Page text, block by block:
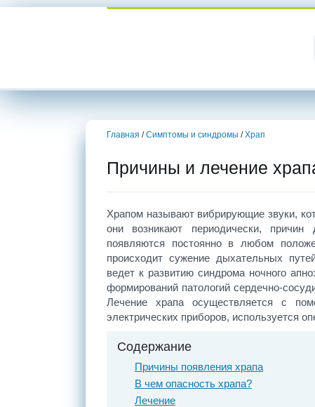
Главная / Симптомы и синдромы / Храп
Причины и лечение
Храпом называют вибрирующие звуки,
они возникают периодически,
появляются постоянно в любом
происходит сужение дыхательных
ведет к развитию синдрома ночного
формирований патологий сердечно-
Лечение храпа осуществляется с
электрических приборов, используется
Содержание
Причины появления храпа
В чем опасность храпа?
Лечение